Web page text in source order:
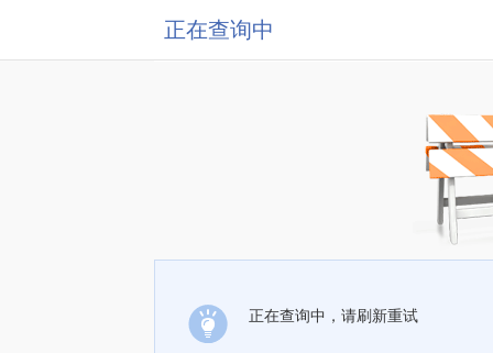
正在查询中
正在查询中，请刷新重试